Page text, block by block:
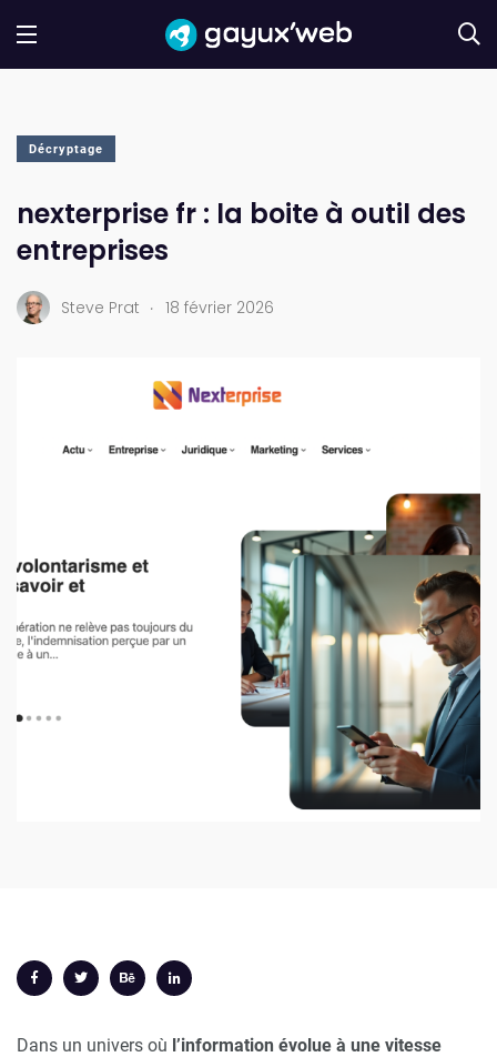
Décryptage
nexterprise fr : la boite à outil des
entreprises
Steve Prat . 18 février 2026
Dans un univers où l’information évolue à une vitesse